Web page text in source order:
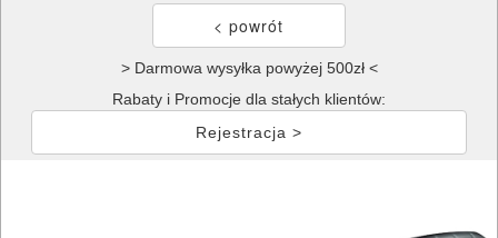
> Darmowa wysyłka powyżej 500zł <
Rabaty i Promocje dla stałych klientów:
Rejestracja >